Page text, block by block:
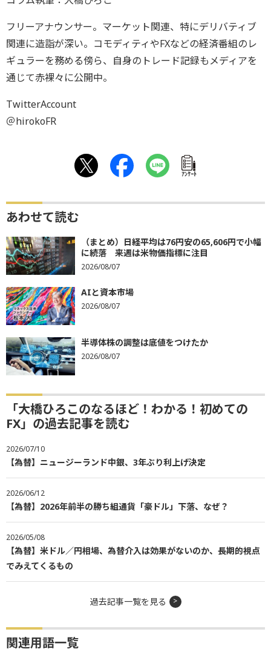
フリーアナウンサー。マーケット関連、特にデリバティブ
関連に造詣が深い。コモディティやFXなどの経済番組のレ
ギュラーを務める傍ら、自身のトレード記録もメディアを
通じて赤裸々に公開中。
TwitterAccount
＠hirokoFR
ｱﾝｹｰﾄ
あわせて読む
（まとめ）日経平均は76円安の65,606円で小幅
に続落 来週は米物価指標に注目
2026/08/07
AIと資本市場
2026/08/07
半導体株の調整は底値をつけたか
2026/08/07
「大橋ひろこのなるほど！わかる！初めての
FX」の過去記事を読む
2026/07/10
【為替】ニュージーランド中銀、3年ぶり利上げ決定
2026/06/12
【為替】2026年前半の勝ち組通貨「豪ドル」下落、なぜ？
2026/05/08
【為替】米ドル／円相場、為替介入は効果がないのか、長期的視点
でみえてくるもの
過去記事一覧を見る
関連用語一覧